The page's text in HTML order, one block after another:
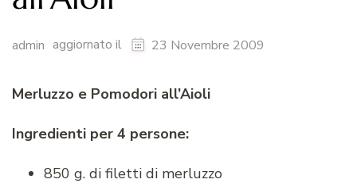
admin aggiornato il 23 Novembre 2009
Merluzzo e Pomodori all’Aioli
Ingredienti per 4 persone:
850 g. di filetti di merluzzo